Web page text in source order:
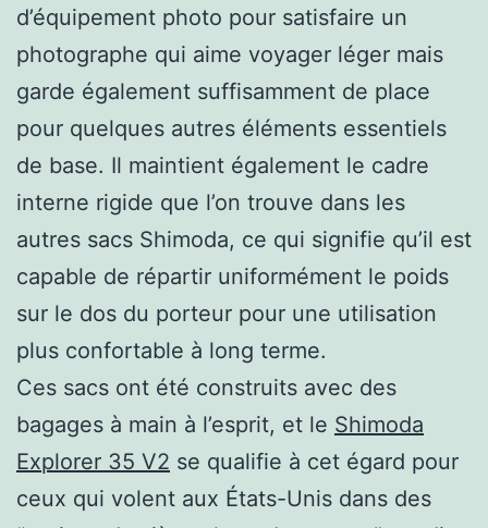
d’équipement photo pour satisfaire un
photographe qui aime voyager léger mais
garde également suffisamment de place
pour quelques autres éléments essentiels
de base. Il maintient également le cadre
interne rigide que l’on trouve dans les
autres sacs Shimoda, ce qui signifie qu’il est
capable de répartir uniformément le poids
sur le dos du porteur pour une utilisation
plus confortable à long terme.
Ces sacs ont été construits avec des
bagages à main à l’esprit, et le Shimoda
Explorer 35 V2 se qualifie à cet égard pour
ceux qui volent aux États-Unis dans des